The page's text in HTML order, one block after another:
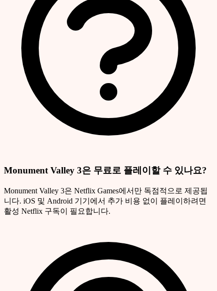
Monument Valley 3은 무료로 플레이할 수 있나요?
Monument Valley 3은 Netflix Games에서만 독점적으로 제공됩
니다. iOS 및 Android 기기에서 추가 비용 없이 플레이하려면
활성 Netflix 구독이 필요합니다.